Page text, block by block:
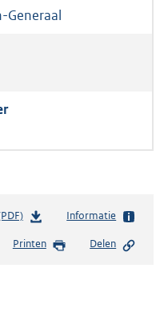
Generaal
b
s
Informatie
Printen Delen